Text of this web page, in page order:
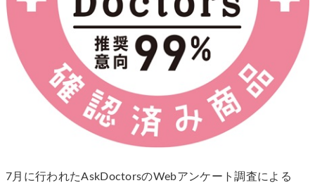
7月に行われたAskDoctorsのWebアンケート調査による